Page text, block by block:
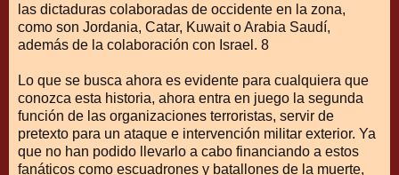
las dictaduras colaboradas de occidente en la zona,
como son Jordania, Catar, Kuwait o Arabia Saudí,
además de la colaboración con Israel. 8
Lo que se busca ahora es evidente para cualquiera que
conozca esta historia, ahora entra en juego la segunda
función de las organizaciones terroristas, servir de
pretexto para un ataque e intervención militar exterior. Ya
que no han podido llevarlo a cabo financiando a estos
fanáticos como escuadrones y batallones de la muerte,